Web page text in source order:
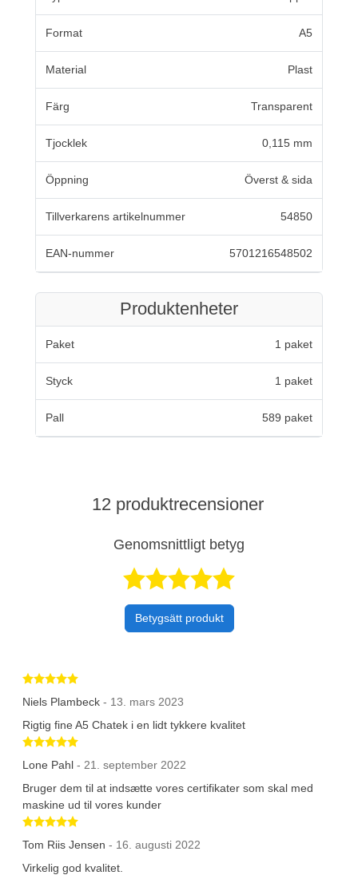
Format A5
Material Plast
Färg Transparent
Tjocklek 0,115 mm
Öppning Överst & sida
Tillverkarens artikelnummer 54850
EAN-nummer 5701216548502
Produktenheter
Paket 1 paket
Styck 1 paket
Pall 589 paket
12 produktrecensioner
Genomsnittligt betyg
Betygsatt 4,8
Betygsätt produkt
Betygsatt 5 av 5 stjärnor
Niels Plambeck - 13. mars 2023
Rigtig fine A5 Chatek i en lidt tykkere kvalitet
Betygsatt 5 av 5 stjärnor
Lone Pahl - 21. september 2022
Bruger dem til at indsætte vores certifikater som skal med
maskine ud til vores kunder
Betygsatt 5 av 5 stjärnor
Tom Riis Jensen - 16. augusti 2022
Virkelig god kvalitet.